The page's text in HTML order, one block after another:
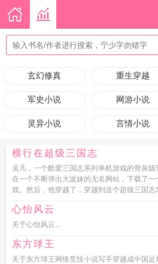
玄幻修真 重生穿越
军史小说 网游小说
灵异小说 言情小说
横行在超级三国志
吴凡，一个酷爱三国志系列单机游戏的骨灰级
在一个不断弹出大波妹的无名网站，下载了
戏。然后，他穿越了，穿越到这个超级三国
心怡风云
关于心怡风云...
东方球王
关于东方球王网络竞技小说写手穿越成中国